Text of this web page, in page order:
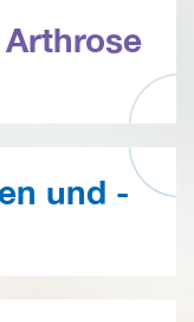
und -